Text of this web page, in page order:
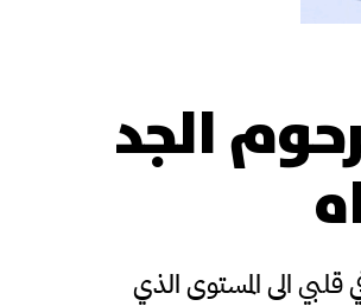
الجد
الى المستوى الذي